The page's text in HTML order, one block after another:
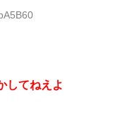
してねえよ